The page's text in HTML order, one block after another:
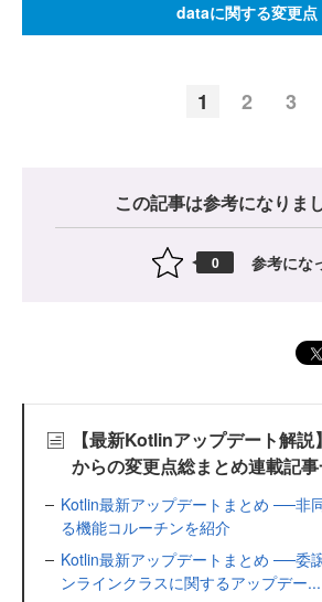
dataに関する変更点
1 2 3
この記事は参考になりま
0 参考にな
【最新Kotlinアップデート解説
からの変更点総まとめ連載記
Kotlin最新アップデートまとめ ──非
る機能コルーチンを紹介
Kotlin最新アップデートまとめ ──委
ンラインクラスに関するアップデー...